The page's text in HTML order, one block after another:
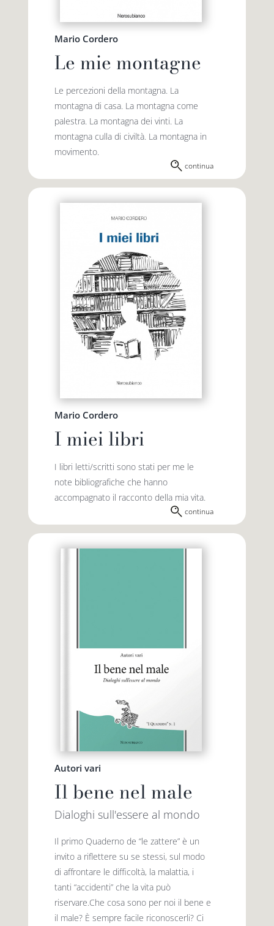
Mario Cordero
Le mie montagne
Le percezioni della montagna. La
montagna di casa. La montagna come
palestra. La montagna dei vinti. La
montagna culla di civiltà. La montagna in
movimento.
continua
Mario Cordero
I miei libri
I libri letti/scritti sono stati per me le
note bibliografiche che hanno
accompagnato il racconto della mia vita.
continua
Autori vari
Il bene nel male
Dialoghi sull'essere al mondo
Il primo Quaderno de “le zattere” è un
invito a riflettere su se stessi, sul modo
di affrontare le difficoltà, la malattia, i
tanti “accidenti” che la vita può
riservare.Che cosa sono per noi il bene e
il male? È sempre facile riconoscerli? Ci